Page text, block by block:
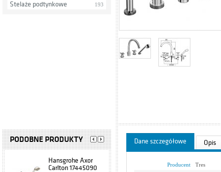
Stelaże podtynkowe 193
PODOBNE PRODUKTY
Hansgrohe Axor
Carlton 17445090
Dane szczegółowe Opis
Producent
Tres